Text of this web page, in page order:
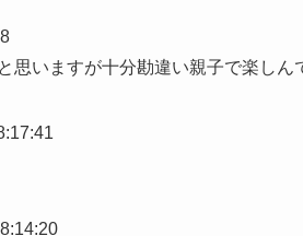
思いますが十分勘違い親子で楽しん